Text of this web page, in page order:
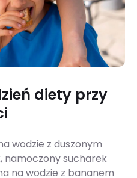
diety przy
wodzie z duszonym
namoczony sucharek
na wodzie z bananem